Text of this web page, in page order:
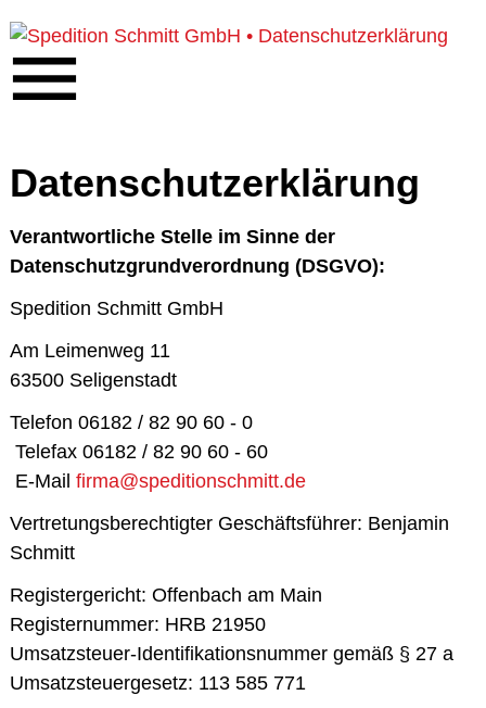
Datenschutzerklärung
Verantwortliche Stelle im Sinne der
Datenschutzgrundverordnung (DSGVO):
Spedition Schmitt GmbH
Am Leimenweg 11
63500 Seligenstadt
Telefon 06182 / 82 90 60 - 0
Telefax 06182 / 82 90 60 - 60
E-Mail firma@speditionschmitt.de
Vertretungsberechtigter Geschäftsführer: Benjamin
Schmitt
Registergericht: Offenbach am Main
Registernummer: HRB 21950
Umsatzsteuer-Identifikationsnummer gemäß § 27 a
Umsatzsteuergesetz: 113 585 771